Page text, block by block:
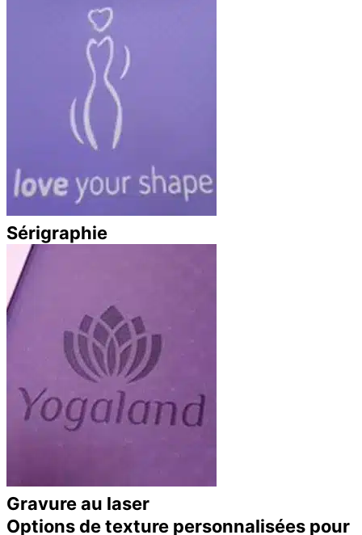
Sérigraphie
Gravure au laser
Options de texture personnalisées pour